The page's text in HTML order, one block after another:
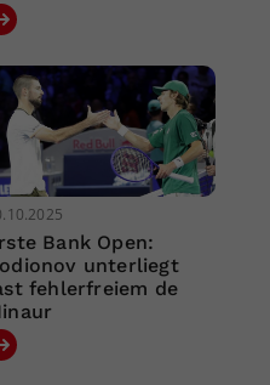
Bank Open:
unterliegt
fehlerfreiem de